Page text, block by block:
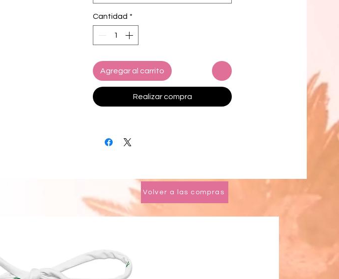
relleno extraíble para mayor comodidad.
• Múltiples formas de atar y estilizar el
• Opciones de diseño de color para el
forro de los trajes de baño.
• Componentes de productos en blanco
en la UE procedentes de España,
China, Vietnam y México
las costuras internas, podría aparecer
una puntada visible en la costura de la
entrepierna de la braguita. Esto es parte
normal del proceso de fabricación y no
con estampado integral dure más
tiempo, enjuágalo bien después de cada
Cantidad *
Agregar al carrito
Realizar compra
Volver a las compras